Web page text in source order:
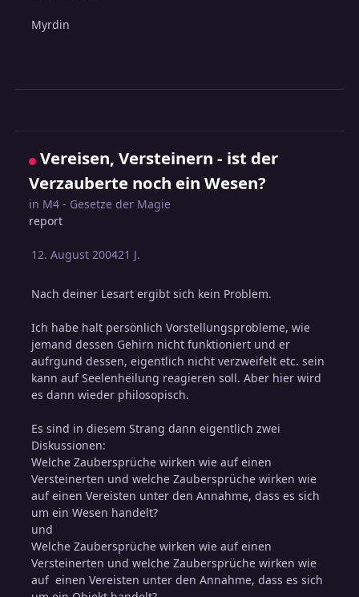
Myrdin
Vereisen, Versteinern - ist der
Verzauberte noch ein Wesen?
in M4 - Gesetze der Magie
report
12. August 200421 J.
Nach deiner Lesart ergibt sich kein Problem.
Ich habe halt persönlich Vorstellungsprobleme, wie
jemand dessen Gehirn nicht funktioniert und er
aufrgund dessen, eigentlich nicht verzweifelt etc. sein
kann auf Seelenheilung reagieren soll. Aber hier wird
es dann wieder philosopisch.
Es sind in diesem Strang dann eigentlich zwei
Diskussionen:
Welche Zaubersprüche wirken wie auf einen
Versteinerten und welche Zaubersprüche wirken wie
auf einen Vereisten unter den Annahme, dass es sich
um ein Wesen handelt?
und
Welche Zaubersprüche wirken wie auf einen
Versteinerten und welche Zaubersprüche wirken wie
auf einen Vereisten unter den Annahme, dass es sich